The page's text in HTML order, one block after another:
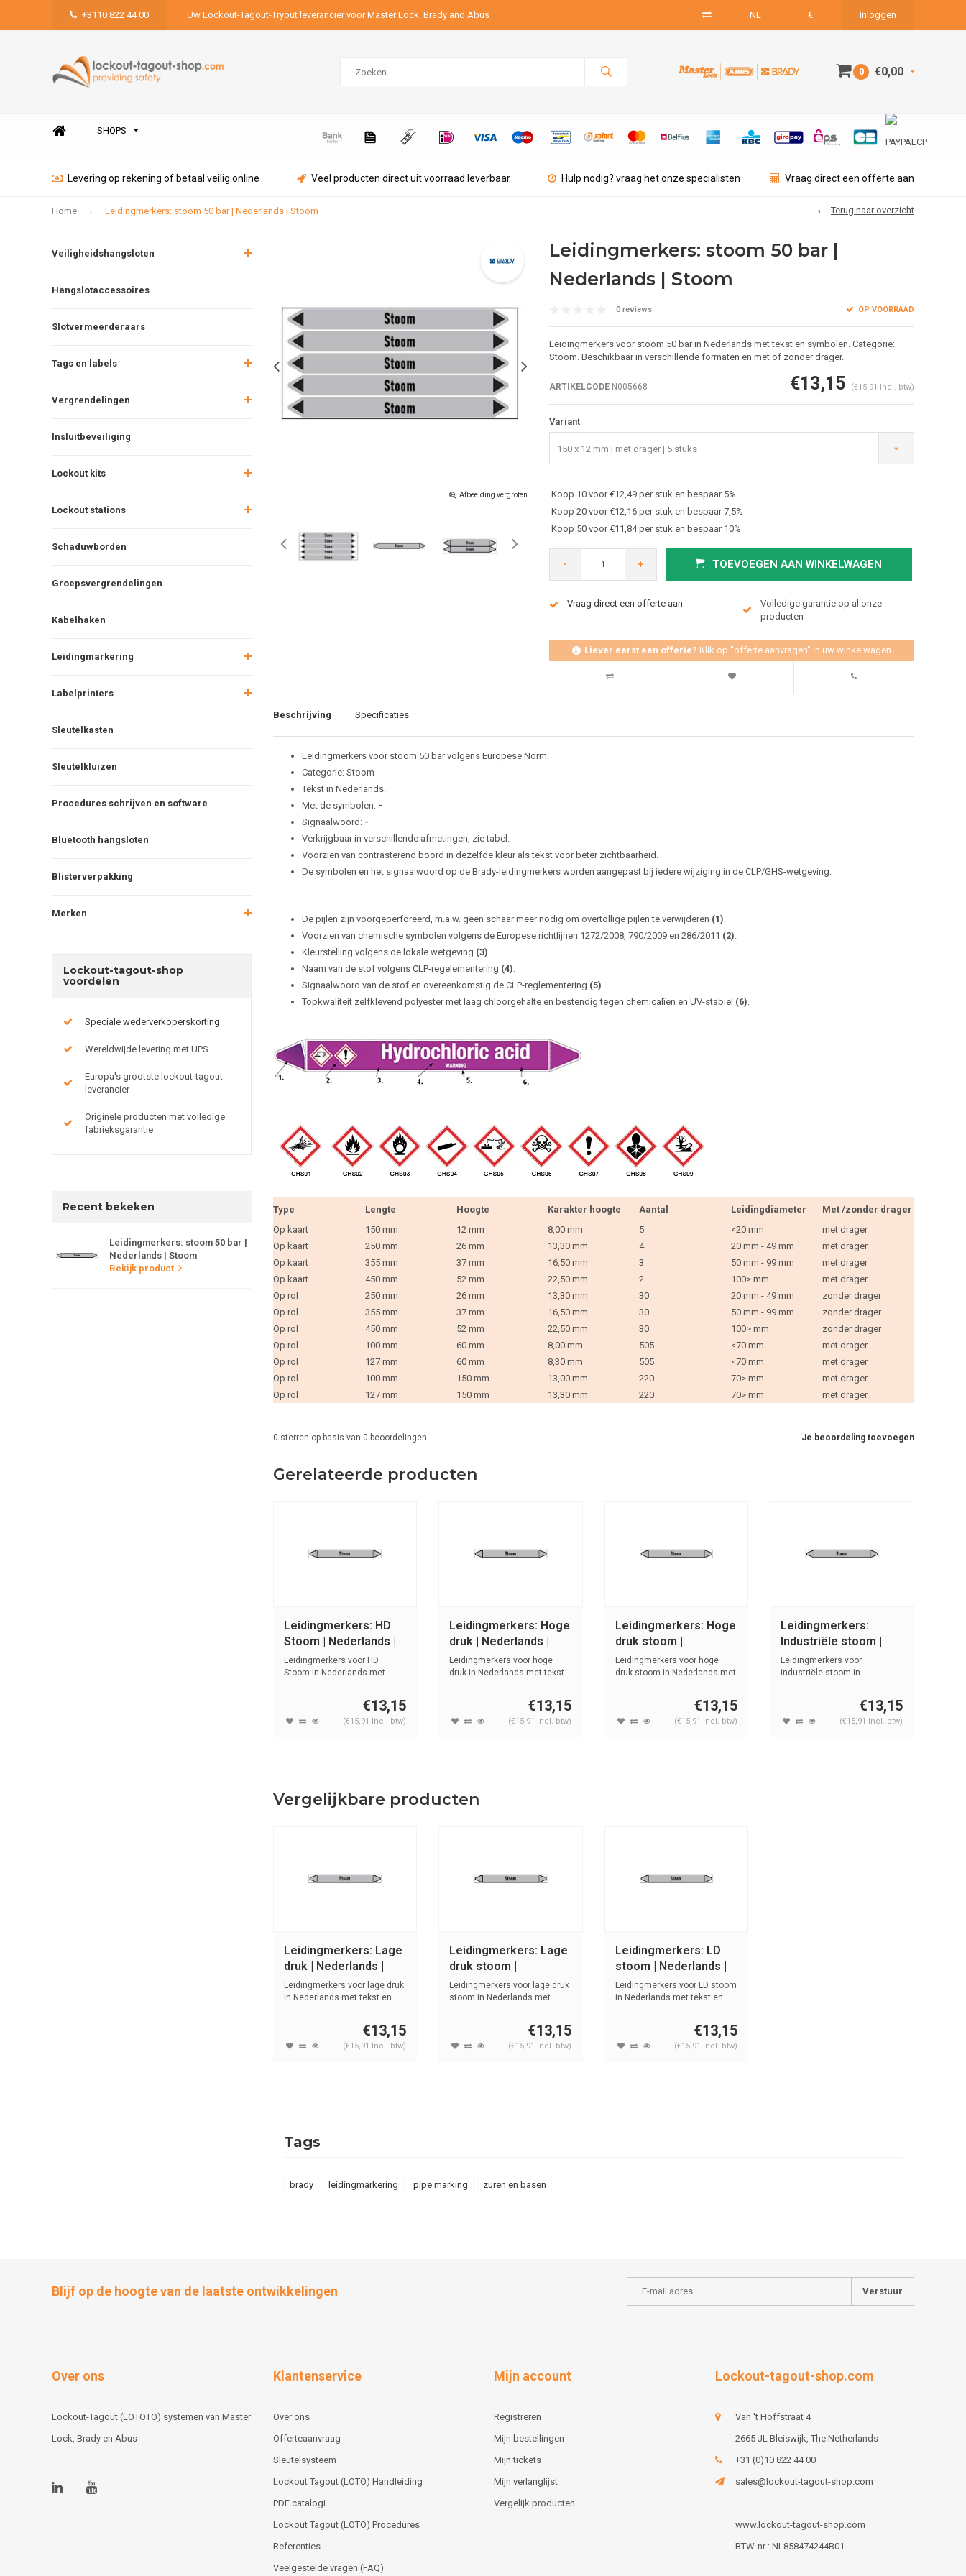
+3110 822 44 00 Uw Lockout-Tagout-Tryout leverancier voor Master Lock, Brady and Abus NL € Inloggen
0 €0,00
SHOPS
Levering op rekening of betaal veilig online Veel producten direct uit voorraad leverbaar Hulp nodig? vraag het onze specialisten Vraag direct een offerte aan
Home Leidingmerkers: stoom 50 bar | Nederlands | Stoom Terug naar overzicht
Veiligheidshangsloten
Hangslotaccessoires
Slotvermeerderaars
Tags en labels
Vergrendelingen
Insluitbeveiliging
Lockout kits
Lockout stations
Schaduwborden
Groepsvergrendelingen
Kabelhaken
Leidingmarkering
Labelprinters
Sleutelkasten
Sleutelkluizen
Procedures schrijven en software
Bluetooth hangsloten
Blisterverpakking
Merken
Lockout-tagout-shop
voordelen
Speciale wederverkoperskorting
Wereldwijde levering met UPS
Europa's grootste lockout-tagout
leverancier
Originele producten met volledige
fabrieksgarantie
Recent bekeken
Leidingmerkers: stoom 50 bar |
Nederlands | Stoom
Bekijk product
Afbeelding vergroten Afbeelding vergroten
Leidingmerkers: stoom 50 bar |
Nederlands | Stoom
0 reviews OP VOORRAAD
Leidingmerkers voor stoom 50 bar in Nederlands met tekst en symbolen. Categorie:
Stoom. Beschikbaar in verschillende formaten en met of zonder drager.
ARTIKELCODEN005668 €13,15 (€15,91 Incl. btw)
Variant
150 x 12 mm | met drager | 5 stuks
Koop 10 voor €12,49 per stuk en bespaar 5%
Koop 20 voor €12,16 per stuk en bespaar 7,5%
Koop 50 voor €11,84 per stuk en bespaar 10%
- + TOEVOEGEN AAN WINKELWAGEN
Vraag direct een offerte aan
Volledige garantie op al onze
producten
Liever eerst een offerte? Klik op "offerte aanvragen" in uw winkelwagen
Beschrijving Specificaties
Leidingmerkers voor stoom 50 bar volgens Europese Norm.
Categorie: Stoom
Tekst in Nederlands.
Met de symbolen: -
Signaalwoord:-
Verkrijgbaar in verschillende afmetingen, zie tabel.
Voorzien van contrasterend boord in dezelfde kleur als tekst voor beter zichtbaarheid.
De symbolen en het signaalwoord op de Brady-leidingmerkers worden aangepast bij iedere wijziging in de CLP/GHS-wetgeving.
De pijlen zijn voorgeperforeerd, m.a.w. geen schaar meer nodig om overtollige pijlen te verwijderen (1)
Voorzien van chemische symbolen volgens de Europese richtlijnen 1272/2008, 790/2009 en 286/2011 (2)
Kleurstelling volgens de lokale wetgeving (3)
Naam van de stof volgens CLP-regelementering (4)
Signaalwoord van de stof en overeenkomstig de CLP-reglementering (5)
Topkwaliteit zelfklevend polyester met laag chloorgehalte en bestendig tegen chemicalïen en UV-stabiel (6)
Type Lengte Hoogte Karakter hoogte Aantal Leidingdiameter
Met /zonder drager
Op kaart
150 mm 12 mm 8,00 mm 5 <20 mm
met drager
Op kaart
250 mm 26 mm 13,30 mm 4 20 mm - 49 mm
met drager
Op kaart
355 mm 37 mm 16,50 mm 3 50 mm - 99 mm
met drager
Op kaart
450 mm 52 mm 22,50 mm 2 100> mm
met drager
Op rol
250 mm 26 mm 13,30 mm 30 20 mm - 49 mm
zonder drager
Op rol
355 mm 37 mm 16,50 mm 30 50 mm - 99 mm
zonder drager
Op rol
450 mm 52 mm 22,50 mm 30 100> mm
zonder drager
Op rol
100 mm 60 mm 8,00 mm 505 <70 mm
met drager
Op rol
127 mm 60 mm 8,30 mm 505 <70 mm
met drager
Op rol
100 mm 150 mm 13,00 mm 220 70> mm
met drager
Op rol
127 mm 150 mm 13,30 mm 220 70> mm met drager
Je beoordeling toevoegen
0 sterren op basis van 0 beoordelingen
Gerelateerde producten
Leidingmerkers: HD
Stoom | Nederlands |
Stoom
Leidingmerkers voor HD
Stoom in Nederlands met
€13,15
(€15,91 Incl. btw)
Leidingmerkers: Hoge
druk | Nederlands |
Stoom
Leidingmerkers voor hoge
druk in Nederlands met tekst
€13,15
(€15,91 Incl. btw)
Leidingmerkers: Hoge
druk stoom |
Nederlands | Stoom
Leidingmerkers voor hoge
druk stoom in Nederlands met
€13,15
(€15,91 Incl. btw)
Leidingmerkers:
Industriële stoom |
Nederlands | Stoom
Leidingmerkers voor
industriële stoom in
€13,15
(€15,91 Incl. btw)
Vergelijkbare producten
Leidingmerkers: Lage
druk | Nederlands |
Stoom
Leidingmerkers voor lage druk
in Nederlands met tekst en
€13,15
(€15,91 Incl. btw)
Leidingmerkers: Lage
druk stoom |
Nederlands | Stoom
Leidingmerkers voor lage druk
stoom in Nederlands met
€13,15
(€15,91 Incl. btw)
Leidingmerkers: LD
stoom | Nederlands |
Stoom
Leidingmerkers voor LD stoom
in Nederlands met tekst en
€13,15
(€15,91 Incl. btw)
Tags
brady leidingmarkering pipe marking zuren en basen
Blijf op de hoogte van de laatste ontwikkelingen Verstuur
Over ons
Lockout-Tagout (LOTOTO) systemen van Master
Lock, Brady en Abus
Klantenservice
Over ons
Offerteaanvraag
Sleutelsysteem
Lockout Tagout (LOTO) Handleiding
PDF catalogi
Lockout Tagout (LOTO) Procedures
Referenties
Veelgestelde vragen (FAQ)
Mijn account
Registreren
Mijn bestellingen
Mijn tickets
Mijn verlanglijst
Vergelijk producten
Lockout-tagout-shop.com
Van 't Hoffstraat 4
2665 JL Bleiswijk, The Netherlands
+31 (0)10 822 44 00
sales@lockout-tagout-shop.com
www.lockout-tagout-shop.com
BTW-nr : NL858474244B01